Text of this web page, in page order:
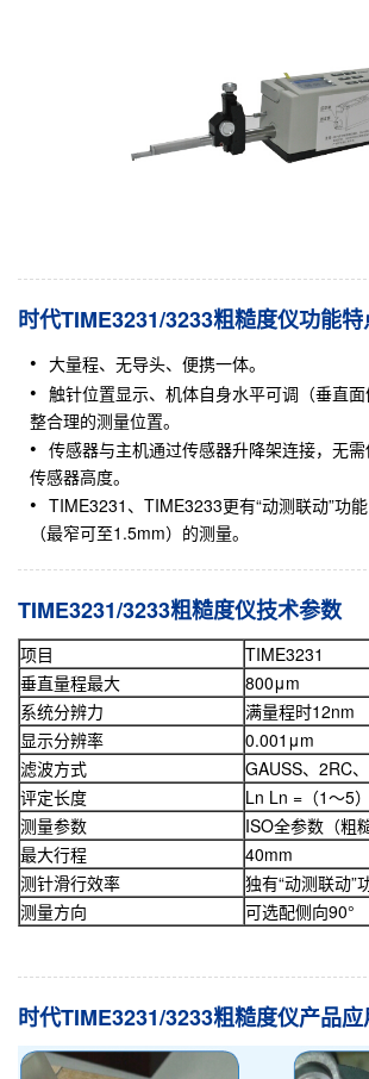
时代TIME3231/3233粗糙度仪功能特
大量程、无导头、便携一体。
触针位置显示、机体自身水平可调（垂直
整合理的测量位置。
传感器与主机通过传感器升降架连接，无
传感器高度。
TIME3231、TIME3233更有“动测联动”功
（最窄可至1.5mm）的测量。
TIME3231/3233粗糙度仪技术参数
项目
TIME3231
垂直量程最大
800μm
系统分辨力
满量程时12nm
显示分辨率
0.001μm
滤波方式
GAUSS、2RC
评定长度
Ln Ln =（1～5
测量参数
ISO全参数（粗
最大行程
40mm
测针滑行效率
独有“动测联动”
测量方向
可选配侧向90°
时代TIME3231/3233粗糙度仪产品应